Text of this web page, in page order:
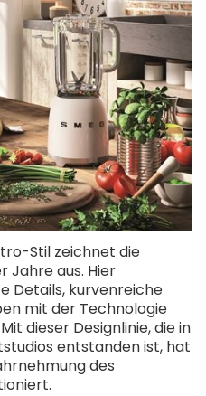
Stil zeichnet die
Jahre aus. Hier
Details, kurvenreiche
mit der Technologie
dieser Designlinie, die in
entstanden ist, hat
des